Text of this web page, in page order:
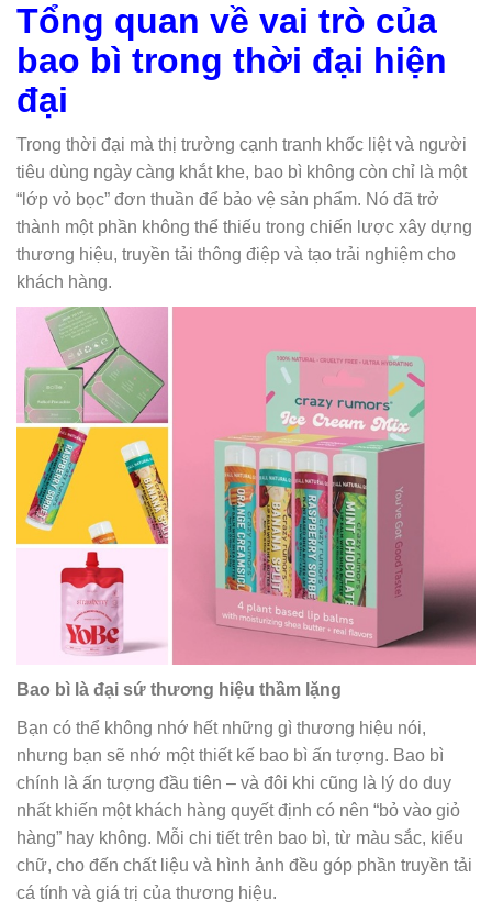
Tổng quan về vai trò của
bao bì trong thời đại hiện
đại
Trong thời đại mà thị trường cạnh tranh khốc liệt và người
tiêu dùng ngày càng khắt khe, bao bì không còn chỉ là một
“lớp vỏ bọc” đơn thuần để bảo vệ sản phẩm. Nó đã trở
thành một phần không thể thiếu trong chiến lược xây dựng
thương hiệu, truyền tải thông điệp và tạo trải nghiệm cho
khách hàng.
Bao bì là đại sứ thương hiệu thầm lặng
Bạn có thể không nhớ hết những gì thương hiệu nói,
nhưng bạn sẽ nhớ một thiết kế bao bì ấn tượng. Bao bì
chính là ấn tượng đầu tiên – và đôi khi cũng là lý do duy
nhất khiến một khách hàng quyết định có nên “bỏ vào giỏ
hàng” hay không. Mỗi chi tiết trên bao bì, từ màu sắc, kiểu
chữ, cho đến chất liệu và hình ảnh đều góp phần truyền tải
cá tính và giá trị của thương hiệu.